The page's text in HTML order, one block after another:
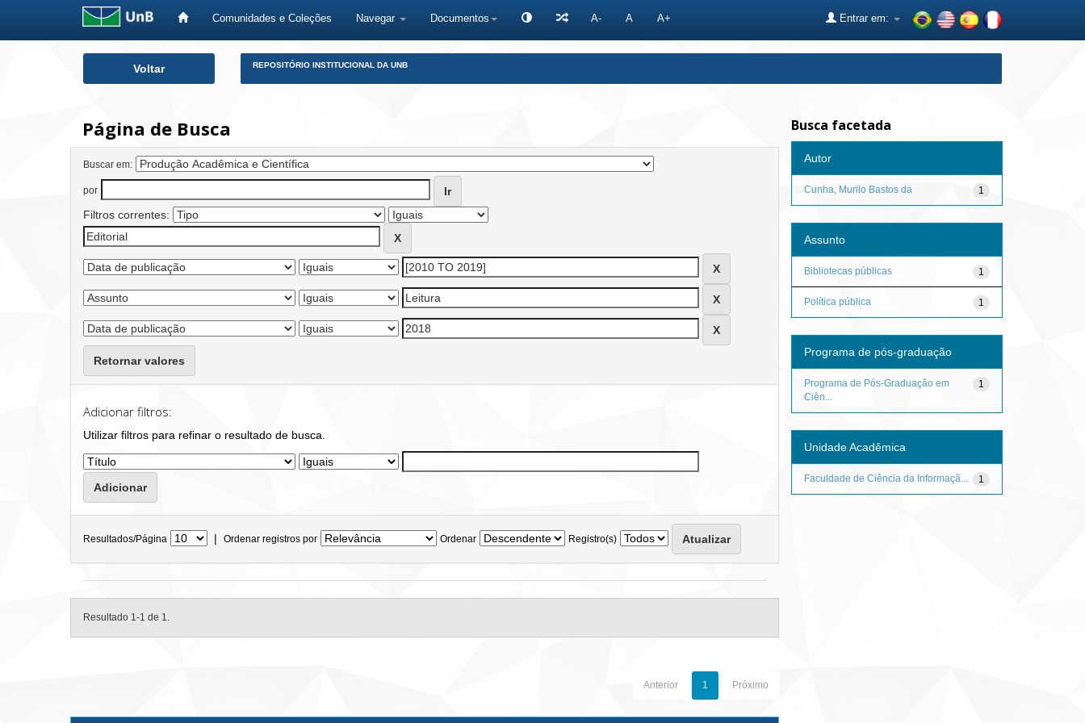
Comunidades e Coleções Navegar Documentos A- A A+ Entrar em:
Voltar REPOSITÓRIO INSTITUCIONAL DA UNB
Página de Busca
Buscar em:
por
Filtros correntes:
Retornar valores
Adicionar filtros:
Utilizar filtros para refinar o resultado de busca.
Resultados/Página | Ordenar registros por Ordenar Registro(s)
Resultado 1-1 de 1.
Anterior 1 Próximo
Busca facetada
Autor
1
Cunha, Murilo Bastos da
Assunto
1
Bibliotecas públicas
1
Política pública
Programa de pós-graduação
1
Programa de Pós-Graduação em
Ciên...
Unidade Acadêmica
1
Faculdade de Ciência da Informaçã...